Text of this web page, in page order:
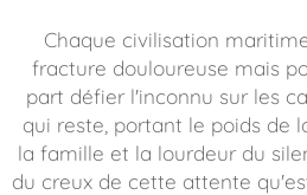
Chaque civilisation
fracture douloureuse mais
part défier l'inconnu sur les
qui reste, portant le poids de
la famille et la lourdeur du
du creux de cette attente